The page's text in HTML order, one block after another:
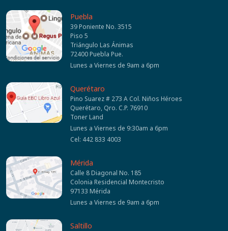
Puebla
39 Poniente No. 3515
Piso 5
Triángulo Las Ánimas
72400 Puebla Pue.
Lunes a Viernes de 9am a 6pm
Querétaro
Pino Suarez # 273 A Col. Niños Héroes
Querétaro, Qro. C.P. 76910
Toner Land
Lunes a Viernes de 9:30am a 6pm
Cel: 442 833 4003
Mérida
Calle 8 Diagonal No. 185
Colonia Residencial Montecristo
97133 Mérida
Lunes a Viernes de 9am a 6pm
Saltillo